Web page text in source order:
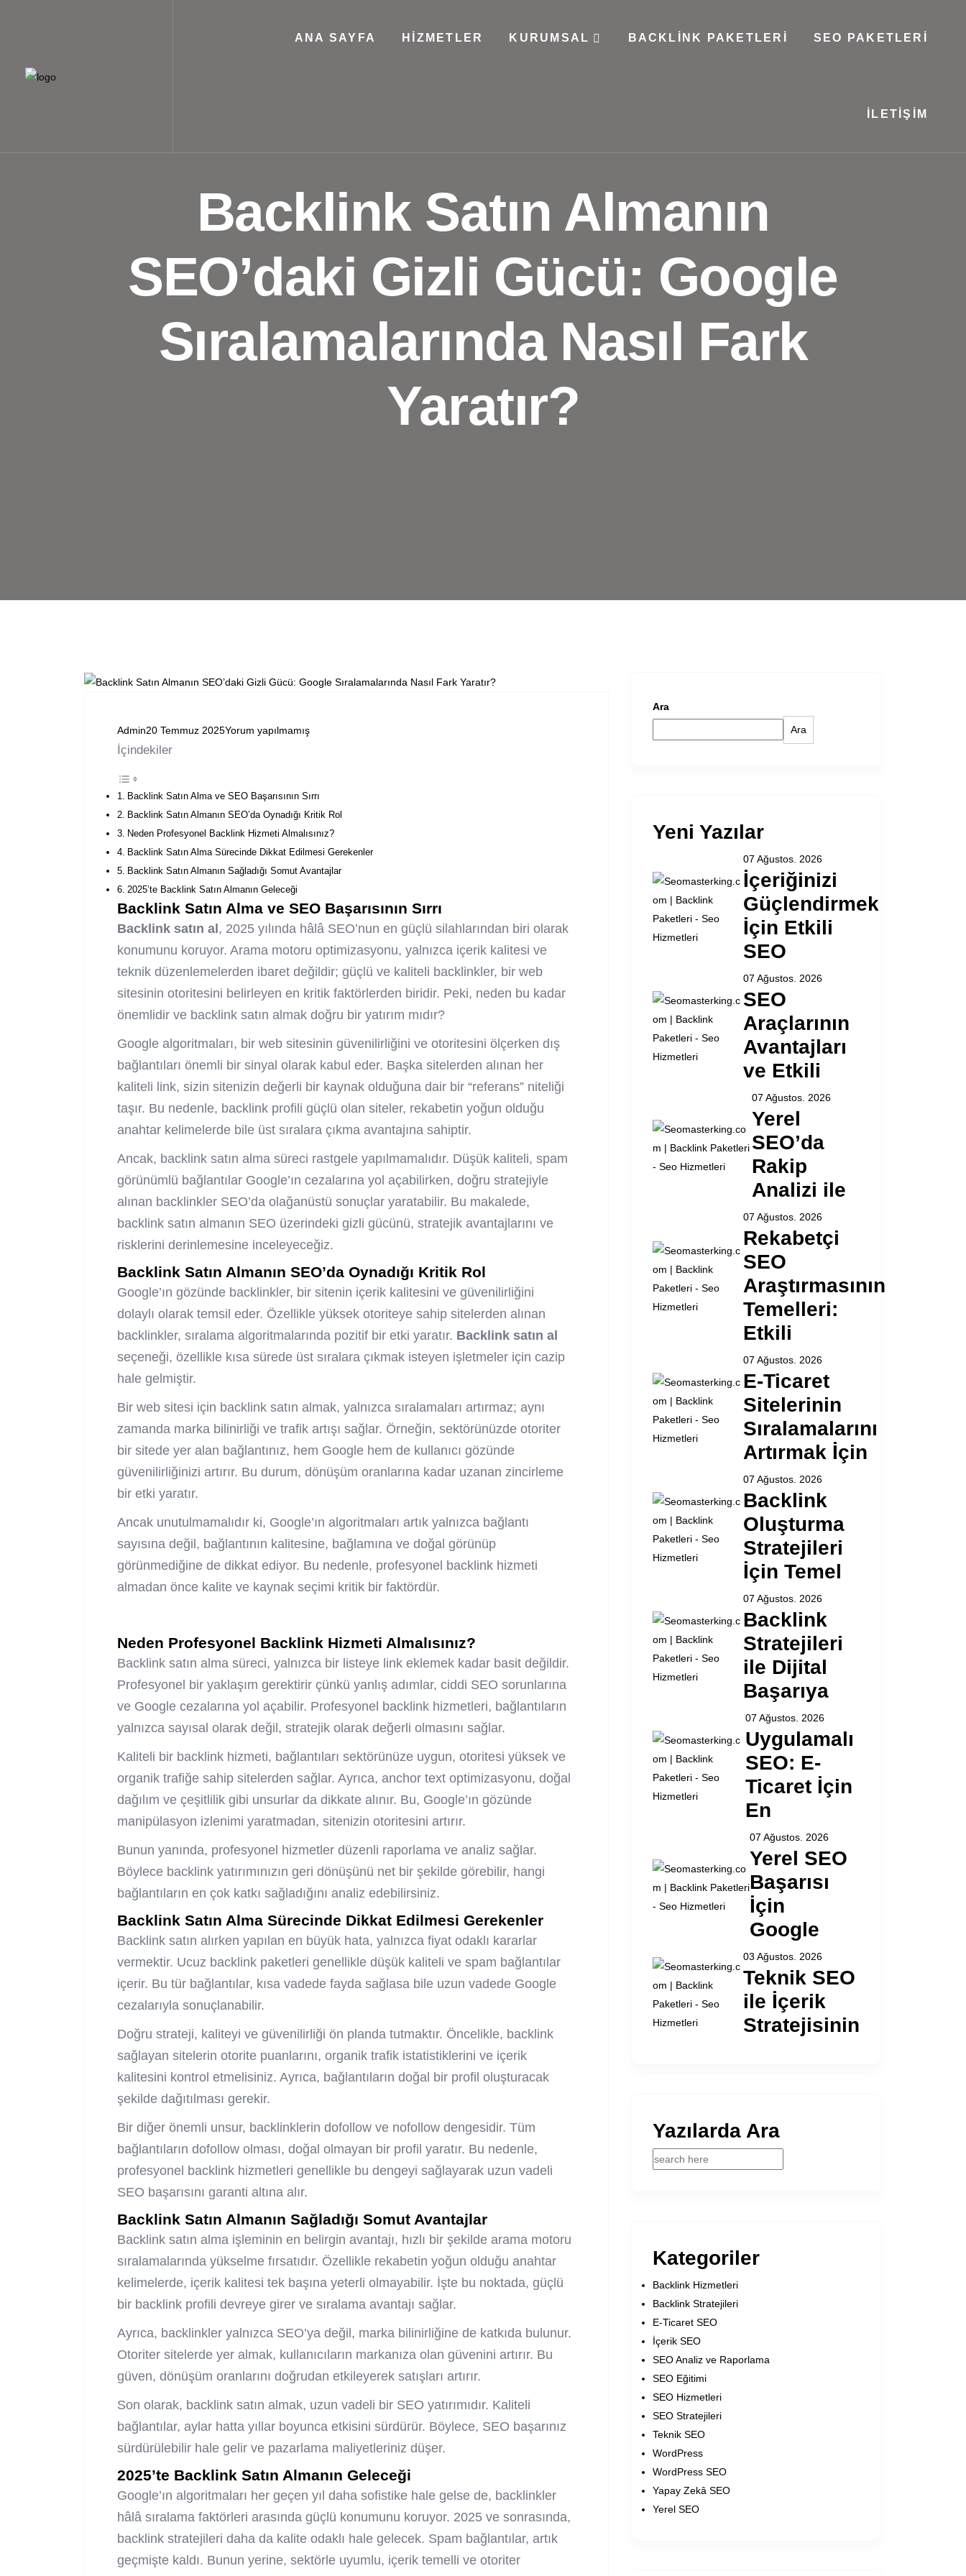
ANA SAYFA HIZMETLER KURUMSAL BACKLINK PAKETLERI SEO PAKETLERI
İLETIŞIM
Backlink Satın Almanın
SEO’daki Gizli Gücü: Google
Sıralamalarında Nasıl Fark
Yaratır?
Admin20 Temmuz 2025Yorum yapılmamış
İçindekiler
Backlink Satın Alma ve SEO Başarısının Sırrı
Backlink Satın Almanın SEO’da Oynadığı Kritik Rol
Neden Profesyonel Backlink Hizmeti Almalısınız?
Backlink Satın Alma Sürecinde Dikkat Edilmesi Gerekenler
Backlink Satın Almanın Sağladığı Somut Avantajlar
2025’te Backlink Satın Almanın Geleceği
Backlink Satın Alma ve SEO Başarısının Sırrı
Backlink satın al , 2025 yılında hâlâ SEO’nun en güçlü silahlarından biri olarak
konumunu koruyor. Arama motoru optimizasyonu, yalnızca içerik kalitesi ve
teknik düzenlemelerden ibaret değildir; güçlü ve kaliteli backlinkler, bir web
sitesinin otoritesini belirleyen en kritik faktörlerden biridir. Peki, neden bu kadar
önemlidir ve backlink satın almak doğru bir yatırım mıdır?
Google algoritmaları, bir web sitesinin güvenilirliğini ve otoritesini ölçerken dış
bağlantıları önemli bir sinyal olarak kabul eder. Başka sitelerden alınan her
kaliteli link, sizin sitenizin değerli bir kaynak olduğuna dair bir “referans” niteliği
taşır. Bu nedenle, backlink profili güçlü olan siteler, rekabetin yoğun olduğu
anahtar kelimelerde bile üst sıralara çıkma avantajına sahiptir.
Ancak, backlink satın alma süreci rastgele yapılmamalıdır. Düşük kaliteli, spam
görünümlü bağlantılar Google’ın cezalarına yol açabilirken, doğru stratejiyle
alınan backlinkler SEO’da olağanüstü sonuçlar yaratabilir. Bu makalede,
backlink satın almanın SEO üzerindeki gizli gücünü, stratejik avantajlarını ve
risklerini derinlemesine inceleyeceğiz.
Backlink Satın Almanın SEO’da Oynadığı Kritik Rol
Google’ın gözünde backlinkler, bir sitenin içerik kalitesini ve güvenilirliğini
dolaylı olarak temsil eder. Özellikle yüksek otoriteye sahip sitelerden alınan
backlinkler, sıralama algoritmalarında pozitif bir etki yaratır. Backlink satın al
seçeneği, özellikle kısa sürede üst sıralara çıkmak isteyen işletmeler için cazip
hale gelmiştir.
Bir web sitesi için backlink satın almak, yalnızca sıralamaları artırmaz; aynı
zamanda marka bilinirliği ve trafik artışı sağlar. Örneğin, sektörünüzde otoriter
bir sitede yer alan bağlantınız, hem Google hem de kullanıcı gözünde
güvenilirliğinizi artırır. Bu durum, dönüşüm oranlarına kadar uzanan zincirleme
bir etki yaratır.
Ancak unutulmamalıdır ki, Google’ın algoritmaları artık yalnızca bağlantı
sayısına değil, bağlantının kalitesine, bağlamına ve doğal görünüp
görünmediğine de dikkat ediyor. Bu nedenle, profesyonel backlink hizmeti
almadan önce kalite ve kaynak seçimi kritik bir faktördür.
Neden Profesyonel Backlink Hizmeti Almalısınız?
Backlink satın alma süreci, yalnızca bir listeye link eklemek kadar basit değildir.
Profesyonel bir yaklaşım gerektirir çünkü yanlış adımlar, ciddi SEO sorunlarına
ve Google cezalarına yol açabilir. Profesyonel backlink hizmetleri, bağlantıların
yalnızca sayısal olarak değil, stratejik olarak değerli olmasını sağlar.
Kaliteli bir backlink hizmeti, bağlantıları sektörünüze uygun, otoritesi yüksek ve
organik trafiğe sahip sitelerden sağlar. Ayrıca, anchor text optimizasyonu, doğal
dağılım ve çeşitlilik gibi unsurlar da dikkate alınır. Bu, Google’ın gözünde
manipülasyon izlenimi yaratmadan, sitenizin otoritesini artırır.
Bunun yanında, profesyonel hizmetler düzenli raporlama ve analiz sağlar.
Böylece backlink yatırımınızın geri dönüşünü net bir şekilde görebilir, hangi
bağlantıların en çok katkı sağladığını analiz edebilirsiniz.
Backlink Satın Alma Sürecinde Dikkat Edilmesi Gerekenler
Backlink satın alırken yapılan en büyük hata, yalnızca fiyat odaklı kararlar
vermektir. Ucuz backlink paketleri genellikle düşük kaliteli ve spam bağlantılar
içerir. Bu tür bağlantılar, kısa vadede fayda sağlasa bile uzun vadede Google
cezalarıyla sonuçlanabilir.
Doğru strateji, kaliteyi ve güvenilirliği ön planda tutmaktır. Öncelikle, backlink
sağlayan sitelerin otorite puanlarını, organik trafik istatistiklerini ve içerik
kalitesini kontrol etmelisiniz. Ayrıca, bağlantıların doğal bir profil oluşturacak
şekilde dağıtılması gerekir.
Bir diğer önemli unsur, backlinklerin dofollow ve nofollow dengesidir. Tüm
bağlantıların dofollow olması, doğal olmayan bir profil yaratır. Bu nedenle,
profesyonel backlink hizmetleri genellikle bu dengeyi sağlayarak uzun vadeli
SEO başarısını garanti altına alır.
Backlink Satın Almanın Sağladığı Somut Avantajlar
Backlink satın alma işleminin en belirgin avantajı, hızlı bir şekilde arama motoru
sıralamalarında yükselme fırsatıdır. Özellikle rekabetin yoğun olduğu anahtar
kelimelerde, içerik kalitesi tek başına yeterli olmayabilir. İşte bu noktada, güçlü
bir backlink profili devreye girer ve sıralama avantajı sağlar.
Ayrıca, backlinkler yalnızca SEO’ya değil, marka bilinirliğine de katkıda bulunur.
Otoriter sitelerde yer almak, kullanıcıların markanıza olan güvenini artırır. Bu
güven, dönüşüm oranlarını doğrudan etkileyerek satışları artırır.
Son olarak, backlink satın almak, uzun vadeli bir SEO yatırımıdır. Kaliteli
bağlantılar, aylar hatta yıllar boyunca etkisini sürdürür. Böylece, SEO başarınız
sürdürülebilir hale gelir ve pazarlama maliyetleriniz düşer.
2025’te Backlink Satın Almanın Geleceği
Google’ın algoritmaları her geçen yıl daha sofistike hale gelse de, backlinkler
hâlâ sıralama faktörleri arasında güçlü konumunu koruyor. 2025 ve sonrasında,
backlink stratejileri daha da kalite odaklı hale gelecek. Spam bağlantılar, artık
geçmişte kaldı. Bunun yerine, sektörle uyumlu, içerik temelli ve otoriter
Ara
Ara
Yeni Yazılar
07 Ağustos. 2026
İçeriğinizi
Güçlendirmek
İçin Etkili
SEO
07 Ağustos. 2026
SEO
Araçlarının
Avantajları
ve Etkili
07 Ağustos. 2026
Yerel
SEO’da
Rakip
Analizi ile
07 Ağustos. 2026
Rekabetçi
SEO
Araştırmasının
Temelleri:
Etkili
07 Ağustos. 2026
E-Ticaret
Sitelerinin
Sıralamalarını
Artırmak İçin
07 Ağustos. 2026
Backlink
Oluşturma
Stratejileri
İçin Temel
07 Ağustos. 2026
Backlink
Stratejileri
ile Dijital
Başarıya
07 Ağustos. 2026
Uygulamalı
SEO: E-
Ticaret İçin
En
07 Ağustos. 2026
Yerel SEO
Başarısı
İçin
Google
03 Ağustos. 2026
Teknik SEO
ile İçerik
Stratejisinin
Yazılarda Ara
Kategoriler
Backlink Hizmetleri
Backlink Stratejileri
E-Ticaret SEO
İçerik SEO
SEO Analiz ve Raporlama
SEO Eğitimi
SEO Hizmetleri
SEO Stratejileri
Teknik SEO
WordPress
WordPress SEO
Yapay Zekâ SEO
Yerel SEO